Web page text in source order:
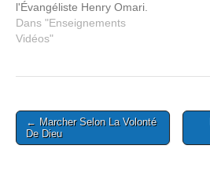
l'Évangéliste Henry Omari.
Dans "Enseignements
Vidéos"
Post
navigation
← Marcher Selon La Volonté
De Dieu